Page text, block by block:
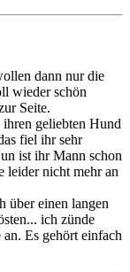
dann nur die
wieder schön
Seite.
geliebten Hund
fiel ihr sehr
ist ihr Mann schon
leider nicht mehr an
über einen langen
ich zünde
Es gehört einfach